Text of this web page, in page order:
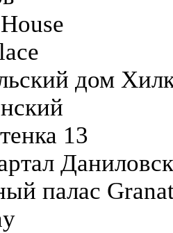
дом
13
палас